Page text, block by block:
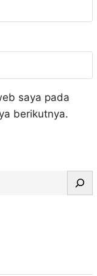
saya pada
berikutnya.